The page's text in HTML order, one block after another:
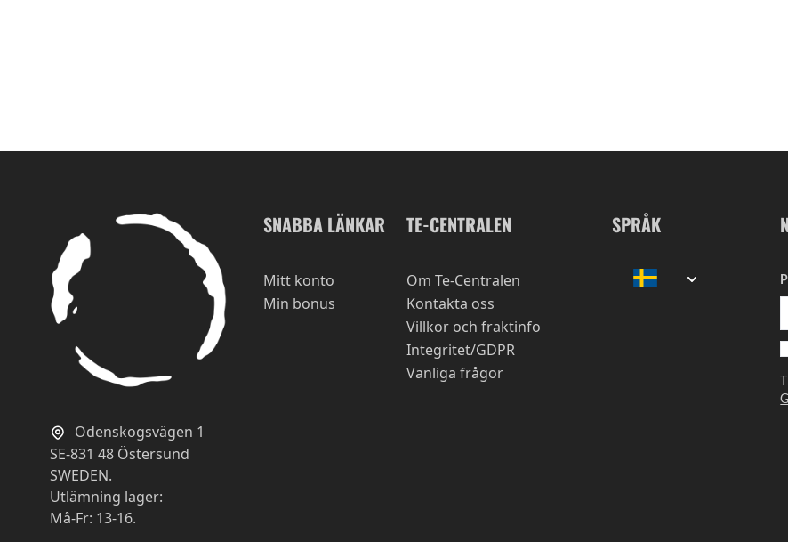
Odenskogsvägen 1
SE-831 48 Östersund
SWEDEN.
Utlämning lager:
Må-Fr: 13-16.
SNABBA LÄNKAR
Mitt konto
Min bonus
TE-CENTRALEN
Om Te-Centralen
Kontakta oss
Villkor och fraktinfo
Integritet/GDPR
Vanliga frågor
SPRÅK